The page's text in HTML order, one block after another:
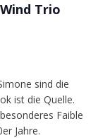
Trio
sind die
ist die Quelle.
Faible
Jahre.